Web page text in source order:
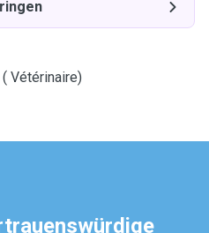
Vétérinaire)